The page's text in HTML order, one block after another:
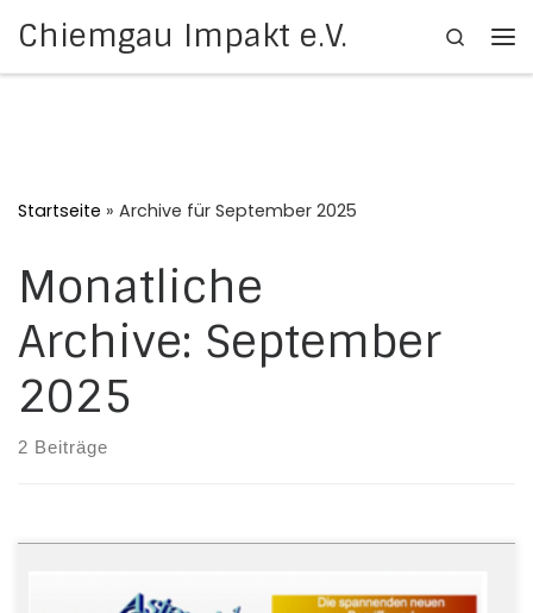
Zum Inhalt springen
Chiemgau Impakt e.V.
Search
Startseite » Archive für September 2025
Monatliche
Archive: September
2025
2 Beiträge